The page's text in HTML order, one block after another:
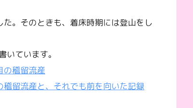
。そのときも、着床時期には登山をし
ています。
稽留流産
留流産と、それでも前を向いた記録